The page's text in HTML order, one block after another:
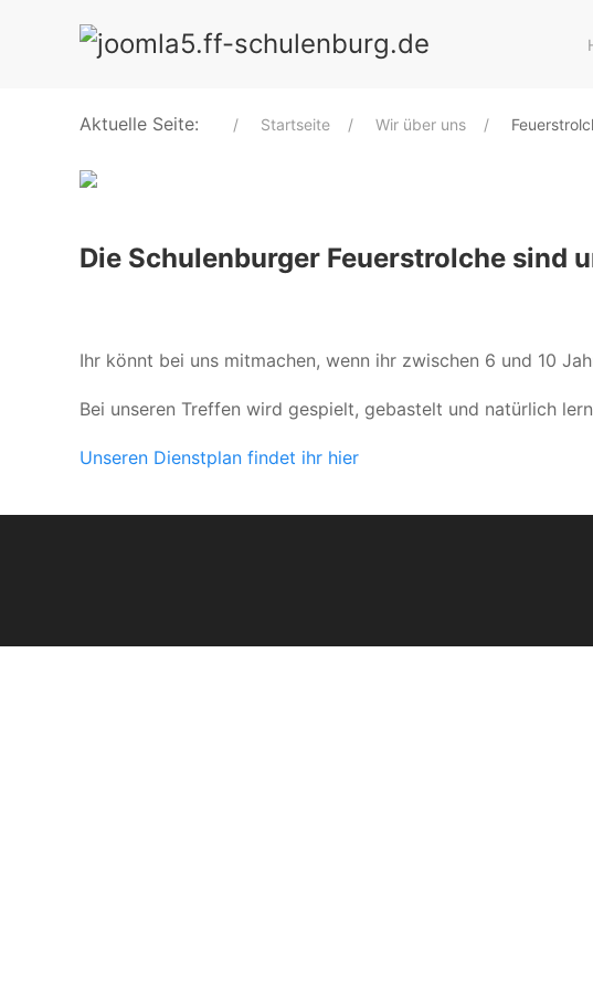
Aktuelle Seite: Startseite Wir über uns
Die Schulenburger Feuerstrolche sind
Ihr könnt bei uns mitmachen, wenn ihr zwischen 6 und 10
Bei unseren Treffen wird gespielt, gebastelt und natürlich
Unseren Dienstplan findet ihr hier